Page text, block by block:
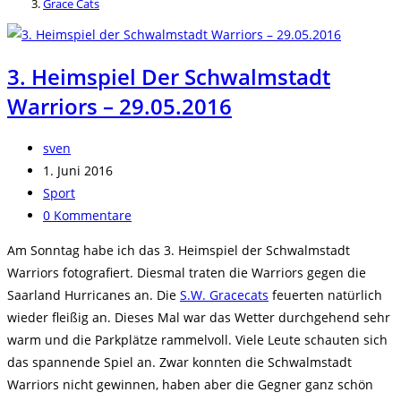
Grace Cats
3. Heimspiel Der Schwalmstadt
Warriors – 29.05.2016
Beitrags-
Autor:
sven
Beitrag
veröffentlicht:
1. Juni 2016
Beitrags-
Kategorie:
Sport
Beitrags-
0 Kommentare
Am Sonntag habe ich das 3. Heimspiel der Schwalmstadt
Warriors fotografiert. Diesmal traten die Warriors gegen die
Saarland Hurricanes an. Die S.W. Gracecats feuerten natürlich
wieder fleißig an. Dieses Mal war das Wetter durchgehend sehr
warm und die Parkplätze rammelvoll. Viele Leute schauten sich
das spannende Spiel an. Zwar konnten die Schwalmstadt
Warriors nicht gewinnen, haben aber die Gegner ganz schön